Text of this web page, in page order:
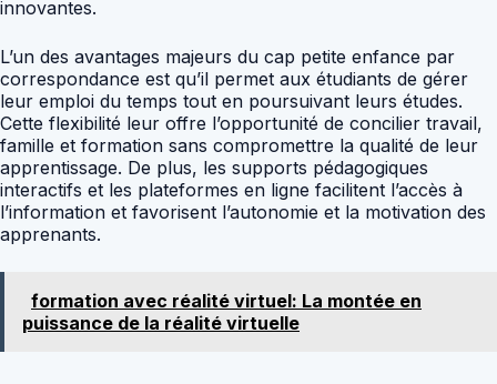
innovantes.
L’un des avantages majeurs du cap petite enfance par
correspondance est qu’il permet aux étudiants de gérer
leur emploi du temps tout en poursuivant leurs études.
Cette flexibilité leur offre l’opportunité de concilier travail,
famille et formation sans compromettre la qualité de leur
apprentissage. De plus, les supports pédagogiques
interactifs et les plateformes en ligne facilitent l’accès à
l’information et favorisent l’autonomie et la motivation des
apprenants.
formation avec réalité virtuel: La montée en
puissance de la réalité virtuelle